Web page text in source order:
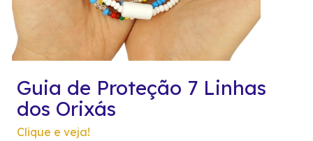
Guia de Proteção 7 Linhas
dos Orixás
Clique e veja!